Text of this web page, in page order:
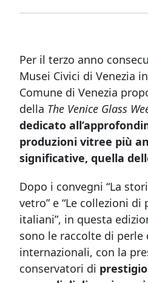
Per il terzo anno
Musei Civici di Venezia
Comune di Venezia
della The Venice Glass
dedicato
produzioni vitree più
significative, quella
Dopo i convegni “La
vetro” e “Le collezioni di
italiani”, in questa
sono le raccolte di
internazionali, con la
conservatori di